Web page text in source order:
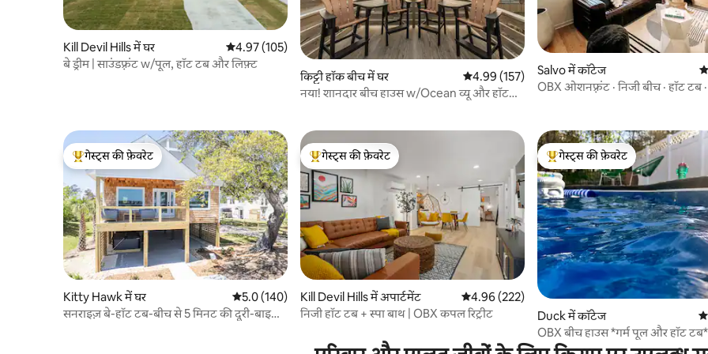
Kill Devil Hills में घर औसत रेटिंग 5 में से 4.97, 105 समीक्षाएँ
4.97 (105)
बे ड्रीम | साउंडफ़्रंट w/पूल, हॉट टब और लिफ़्ट
किट्टी हॉक बीच में घर औसत रेटिंग 5 में से 4.99, 157 समीक्षाएँ
4.99 (157)
नया! शानदार बीच हाउस w/Ocean व्यू और हॉट
Salvo में कॉटेज
OBX ओशनफ़्रंट · निजी बीच · हॉट टब
गेस्ट्स का टॉप फ़ेवरेट
गेस्ट्स की फ़ेवरेट
Kitty Hawk में घर औसत रेटिंग 5 में से 5.0, 140 समीक्षाएँ
5.0 (140)
सनराइज़ बे-हॉट टब-बीच से 5 मिनट की दूरी-बाइक-
गेस्ट्स का टॉप फ़ेवरेट
गेस्ट्स की फ़ेवरेट
Kill Devil Hills में अपार्टमेंट औसत रेटिंग 5 में से 4.96, 222 समीक्षाएँ
4.96 (222)
निजी हॉट टब + स्पा बाथ | OBX कपल रिट्रीट
गेस्ट्स का टॉप फ़ेवरेट
गेस्ट्स की फ़ेवरेट
Duck में कॉटेज
OBX बीच हाउस *गर्म पूल और हॉट